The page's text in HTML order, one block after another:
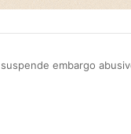
embargo